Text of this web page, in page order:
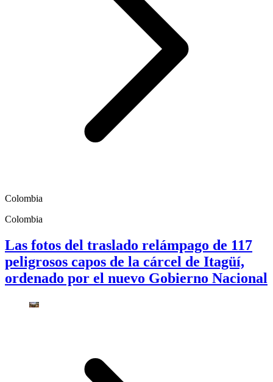
Colombia
Colombia
Las fotos del traslado relámpago de 117
peligrosos capos de la cárcel de Itagüí,
ordenado por el nuevo Gobierno Nacional